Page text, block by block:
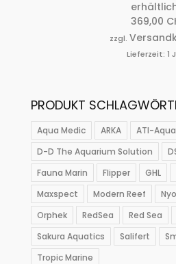
369,00
zzgl.
Lieferzeit:1
PRODUKT
Aqua Medic ARKA ATI-
D-D The Aquarium Solution
Fauna Marin
Flipper GHL
Maxspect
Modern Reef
Orphek
RedSea Red Sea
Sakura Aquatics
Salifert
Tropic Marine